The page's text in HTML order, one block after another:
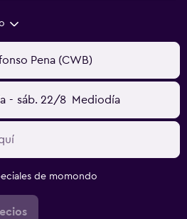
Pena (CWB)
- sáb. 22/8 Mediodía
de momondo